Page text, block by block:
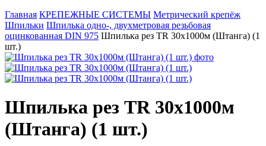
Главная КРЕПЕЖНЫЕ СИСТЕМЫ Метрический крепёж
Шпильки Шпилька одно-, двухметровая резьбовая
оцинкованная DIN 975 Шпилька рез TR 30х1000м (Штанга) (1
шт.)
Шпилька рез TR 30х1000м
(Штанга) (1 шт.)